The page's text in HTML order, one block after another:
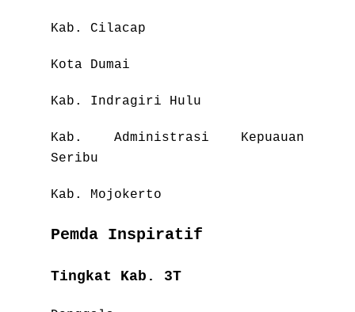
Kab. Cilacap
Kota Dumai
Kab. Indragiri Hulu
Kab. Administrasi Kepuauan
Seribu
Kab. Mojokerto
Pemda Inspiratif
Tingkat Kab. 3T